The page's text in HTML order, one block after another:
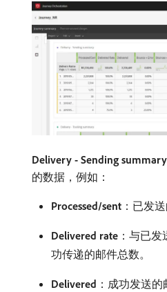
Delivery - Sending summary
的数据，例如：
Processed/sent ：已发
Delivered rate ：与已
功传递的邮件总数。
Delivered ：成功发送